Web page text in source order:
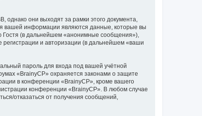
они выходят за рамки этого документа,
вашей информации являются данные, которые вы
(в дальнейшем «анонимные сообщения»),
и авторизации (в дальнейшем «ваши
пароль для входа под вашей учётной
«BrainyCP» охраняется законами о защите
в конференции «BrainyCP», кроме вашего
конференции «BrainyCP». В любом случае
отказаться от получения сообщений,